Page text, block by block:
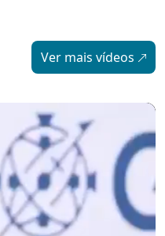
Ver mais vídeos